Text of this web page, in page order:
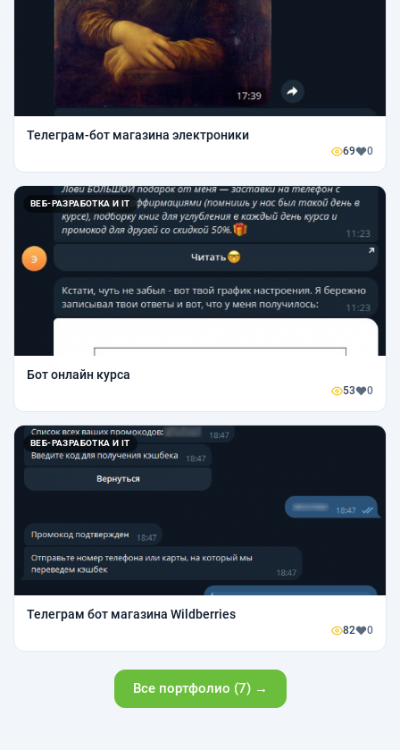
Телеграм-бот магазина электроники
69 0
ВЕБ-РАЗРАБОТКА И IT
Бот онлайн курса
53 0
ВЕБ-РАЗРАБОТКА И IT
Телеграм бот магазина Wildberries
82 0
Все портфолио (7) →